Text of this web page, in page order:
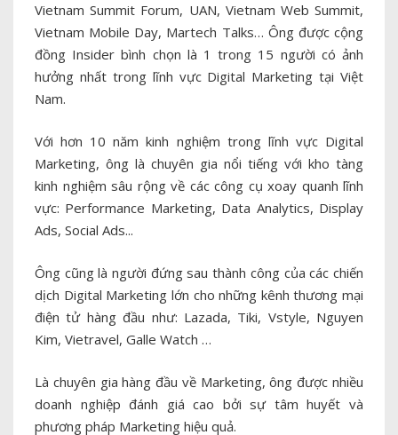
Vietnam Summit Forum, UAN, Vietnam Web Summit,
Vietnam Mobile Day, Martech Talks… Ông được cộng
đồng Insider bình chọn là 1 trong 15 người có ảnh
hưởng nhất trong lĩnh vực Digital Marketing tại Việt
Nam.
Với hơn 10 năm kinh nghiệm trong lĩnh vực Digital
Marketing, ông là chuyên gia nổi tiếng với kho tàng
kinh nghiệm sâu rộng về các công cụ xoay quanh lĩnh
vực: Performance Marketing, Data Analytics, Display
Ads, Social Ads...
Ông cũng là người đứng sau thành công của các chiến
dịch Digital Marketing lớn cho những kênh thương mại
điện tử hàng đầu như: Lazada, Tiki, Vstyle, Nguyen
Kim, Vietravel, Galle Watch …
Là chuyên gia hàng đầu về Marketing, ông được nhiều
doanh nghiệp đánh giá cao bởi sự tâm huyết và
phương pháp Marketing hiệu quả.